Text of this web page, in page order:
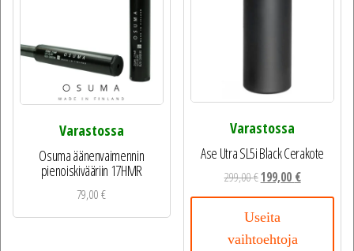
Varastossa
Osuma äänenvaimennin
pienoiskivääriin 17HMR
79,00€
Varastossa
Ase Utra SL5i Black Cerakote
299,00€199,00 €
Useita
vaihtoehtoja